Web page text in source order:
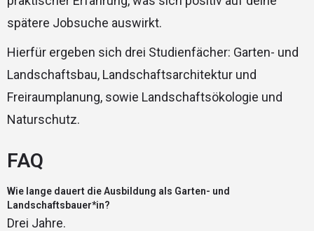
spätere Jobsuche auswirkt.
Hierfür ergeben sich drei Studienfächer: Garten- und
Landschaftsbau, Landschaftsarchitektur und
Freiraumplanung, sowie Landschaftsökologie und
Naturschutz.
FAQ
Wie lange dauert die Ausbildung als Garten- und
Landschaftsbauer*in?
Drei Jahre.